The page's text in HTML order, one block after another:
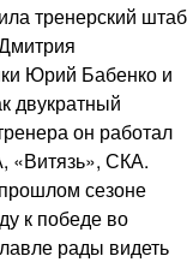
тренерский штаб
Юрий Бабенко и
двукратный
он работал
«Витязь», СКА.
сезоне
к победе во
рады видеть